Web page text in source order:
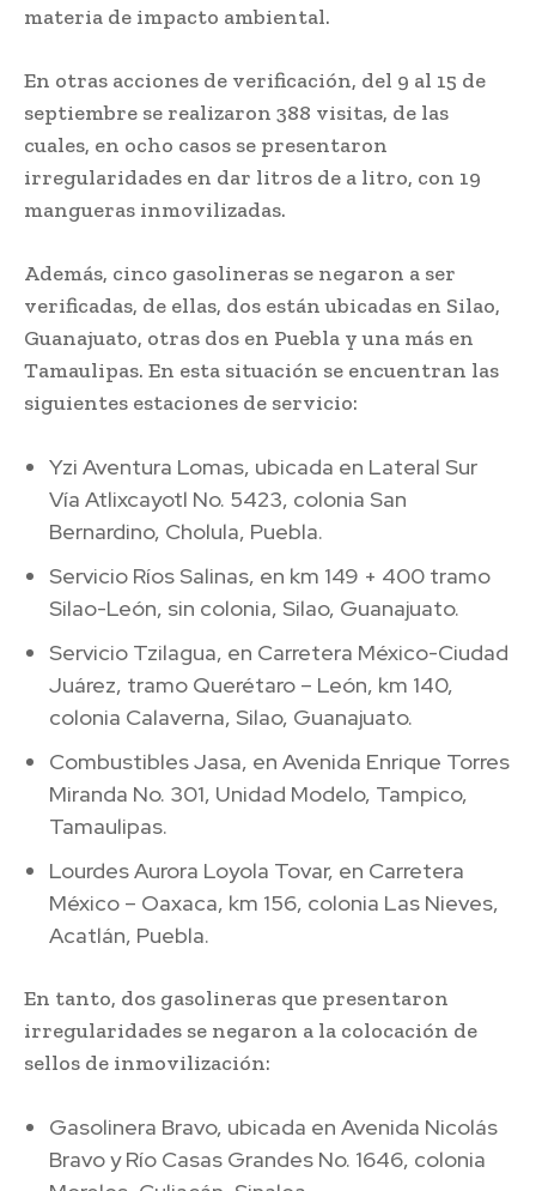
materia de impacto ambiental.
En otras acciones de verificación, del 9 al 15 de
septiembre se realizaron 388 visitas, de las
cuales, en ocho casos se presentaron
irregularidades en dar litros de a litro, con 19
mangueras inmovilizadas.
Además, cinco gasolineras se negaron a ser
verificadas, de ellas, dos están ubicadas en Silao,
Guanajuato, otras dos en Puebla y una más en
Tamaulipas. En esta situación se encuentran las
siguientes estaciones de servicio:
Yzi Aventura Lomas, ubicada en Lateral Sur
Vía Atlixcayotl No. 5423, colonia San
Bernardino, Cholula, Puebla.
Servicio Ríos Salinas, en km 149 + 400 tramo
Silao-León, sin colonia, Silao, Guanajuato.
Servicio Tzilagua, en Carretera México-Ciudad
Juárez, tramo Querétaro – León, km 140,
colonia Calaverna, Silao, Guanajuato.
Combustibles Jasa, en Avenida Enrique Torres
Miranda No. 301, Unidad Modelo, Tampico,
Tamaulipas.
Lourdes Aurora Loyola Tovar, en Carretera
México – Oaxaca, km 156, colonia Las Nieves,
Acatlán, Puebla.
En tanto, dos gasolineras que presentaron
irregularidades se negaron a la colocación de
sellos de inmovilización:
Gasolinera Bravo, ubicada en Avenida Nicolás
Bravo y Río Casas Grandes No. 1646, colonia